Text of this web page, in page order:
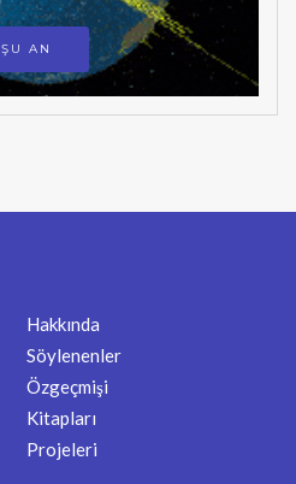
ŞU AN
Hakkında
Söylenenler
Özgeçmişi
Kitapları
Projeleri